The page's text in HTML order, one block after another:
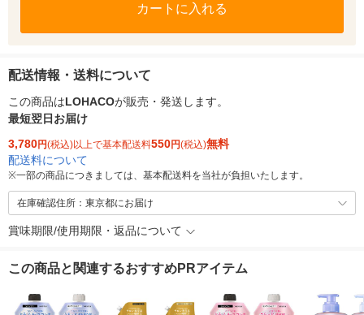
カートに入れる
配送情報・送料について
この商品はLOHACOが販売・発送します。
最短翌日お届け
3,780円(税込)以上で基本配送料550円(税込)無料
配送料について
※一部の商品につきましては、基本配送料を当社が負担いたします。
在庫確認住所：東京都にお届け
賞味期限/使用期限・返品について
この商品と関連するおすすめPRアイテム